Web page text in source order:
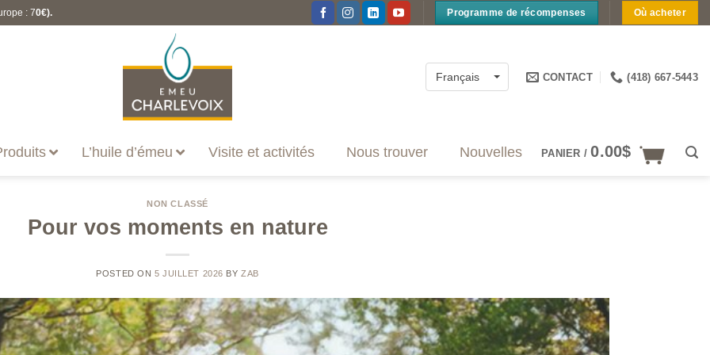
: 70€). Programme de récompenses Où acheter
Français CONTACT (418) 667-5443
L’huile d’émeu Visite et activités Nous trouver Nouvelles PANIER /0.00$
NON CLASSÉ
Pour vos moments en nature
POSTED ON 5 JUILLET 2026 BY ZAB